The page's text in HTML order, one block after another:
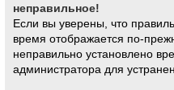
неправильное!
Если вы уверены, что
время отображается по-
неправильно установлено
администратора для